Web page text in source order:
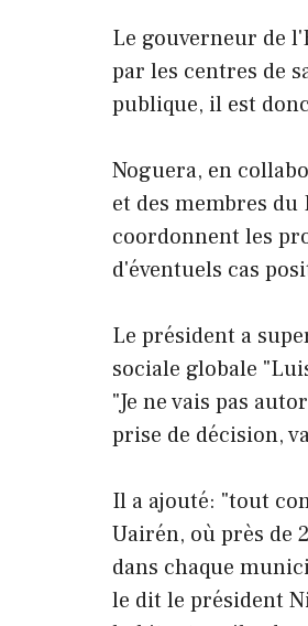
Le gouverneur de
par les centres de
publique, il est
Noguera, en
et des membres du
coordonnent les
d'éventuels cas
Le président a
sociale globale
"Je ne vais pas
prise de décision,
Il a ajouté: "tout
Uairén, où près de
dans chaque
le dit le président